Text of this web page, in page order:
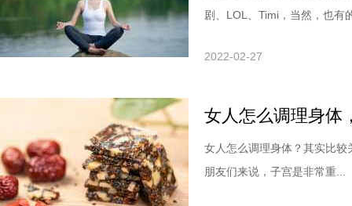
剧、LOL、Timi，当然，也有
2022-02-27
女人怎么调理身体
女人怎么调理身体？其实比
朋友们来说，子宫是非常重...